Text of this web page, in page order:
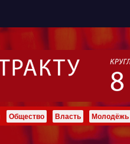
Общество Власть Молодёжь